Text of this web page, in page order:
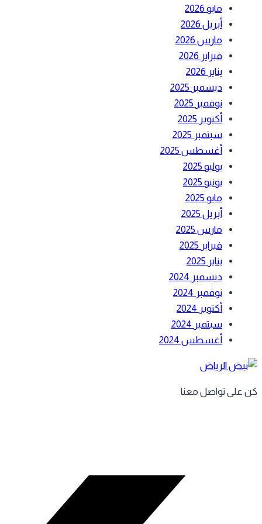
مايو 2026
أبريل 2026
مارس 2026
فبراير 2026
يناير 2026
ديسمبر 2025
نوفمبر 2025
أكتوبر 2025
سبتمبر 2025
أغسطس 2025
يوليو 2025
يونيو 2025
مايو 2025
أبريل 2025
مارس 2025
فبراير 2025
يناير 2025
ديسمبر 2024
نوفمبر 2024
أكتوبر 2024
سبتمبر 2024
أغسطس 2024
كن على تواصل معنا